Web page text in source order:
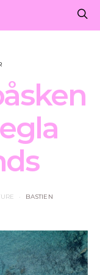
BASTIEN